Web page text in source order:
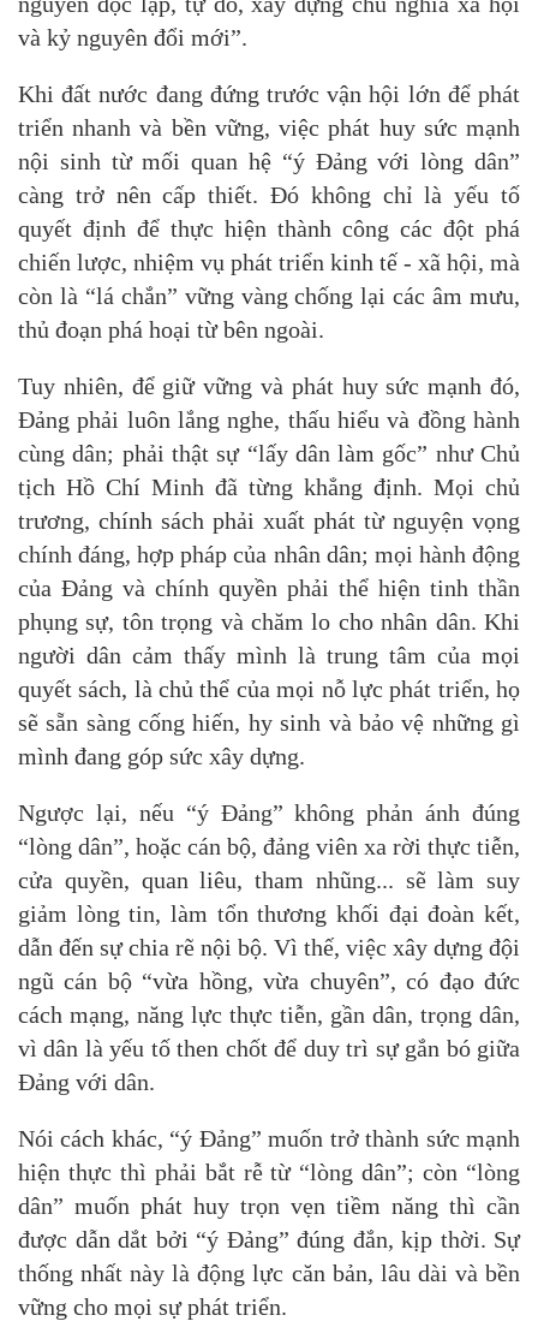
và kỷ nguyên đổi mới”.
Khi đất nước đang đứng trước vận hội lớn để phát
triển nhanh và bền vững, việc phát huy sức mạnh
nội sinh từ mối quan hệ “ý Đảng với lòng dân”
càng trở nên cấp thiết. Đó không chỉ là yếu tố
quyết định để thực hiện thành công các đột phá
chiến lược, nhiệm vụ phát triển kinh tế - xã hội, mà
còn là “lá chắn” vững vàng chống lại các âm mưu,
thủ đoạn phá hoại từ bên ngoài.
Tuy nhiên, để giữ vững và phát huy sức mạnh đó,
Đảng phải luôn lắng nghe, thấu hiểu và đồng hành
cùng dân; phải thật sự “lấy dân làm gốc” như Chủ
tịch Hồ Chí Minh đã từng khẳng định. Mọi chủ
trương, chính sách phải xuất phát từ nguyện vọng
chính đáng, hợp pháp của nhân dân; mọi hành động
của Đảng và chính quyền phải thể hiện tinh thần
phụng sự, tôn trọng và chăm lo cho nhân dân. Khi
người dân cảm thấy mình là trung tâm của mọi
quyết sách, là chủ thể của mọi nỗ lực phát triển, họ
sẽ sẵn sàng cống hiến, hy sinh và bảo vệ những gì
mình đang góp sức xây dựng.
Ngược lại, nếu “ý Đảng” không phản ánh đúng
“lòng dân”, hoặc cán bộ, đảng viên xa rời thực tiễn,
cửa quyền, quan liêu, tham nhũng... sẽ làm suy
giảm lòng tin, làm tổn thương khối đại đoàn kết,
dẫn đến sự chia rẽ nội bộ. Vì thế, việc xây dựng đội
ngũ cán bộ “vừa hồng, vừa chuyên”, có đạo đức
cách mạng, năng lực thực tiễn, gần dân, trọng dân,
vì dân là yếu tố then chốt để duy trì sự gắn bó giữa
Đảng với dân.
Nói cách khác, “ý Đảng” muốn trở thành sức mạnh
hiện thực thì phải bắt rễ từ “lòng dân”; còn “lòng
dân” muốn phát huy trọn vẹn tiềm năng thì cần
được dẫn dắt bởi “ý Đảng” đúng đắn, kịp thời. Sự
thống nhất này là động lực căn bản, lâu dài và bền
vững cho mọi sự phát triển.